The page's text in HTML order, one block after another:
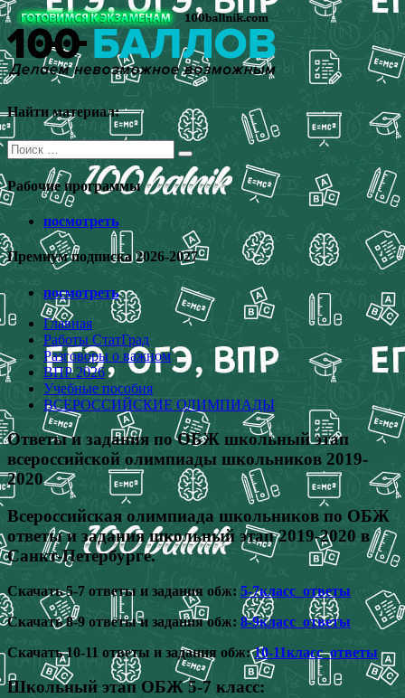
Перейти
к
содержимому
Найти материал:
Поиск
для:
Рабочие программы
посмотреть
Премиум подписка 2026-2027
посмотреть
Главная
Работы СтатГрад
Разговоры о важном
ВПР 2026
Учебные пособия
ВСЕРОССИЙСКИЕ ОЛИМПИАДЫ
Ответы и задания по ОБЖ школьный этап
всероссийской олимпиады школьников 2019-
2020
Всероссийская олимпиада школьников по ОБЖ
ответы и задания школьный этап 2019-2020 в
Санкт-Петербурге.
Скачать 5-7 ответы и задания обж: 5-7класс_ответы
Скачать 8-9 ответы и задания обж: 8-9класс_ответы
Скачать 10-11 ответы и задания обж:10-11класс_ответы
Школьный этап ОБЖ 5-7 класс: